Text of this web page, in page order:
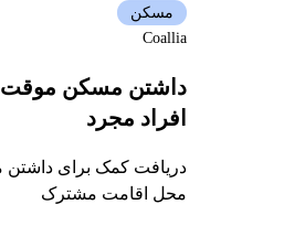
داشتن مسکن موقت
افراد مجرد
دریافت کمک برای داشتن
محل اقامت مشترک
مسکن
Coallia